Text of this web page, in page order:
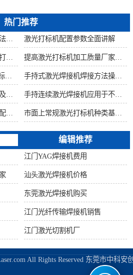
热门推荐
激光打标机配置参数全面讲解
编辑推荐
江门YAG焊接机费用
汕头激光焊接机价格
东莞激光焊接机购买
江门光纤传输焊接机销售
江门激光切割机厂
All Rights Reserved 东莞市中科